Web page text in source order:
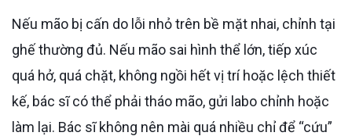
Nếu mão bị cấn do lỗi nhỏ trên bề mặt nhai, chỉnh tại
ghế thường đủ. Nếu mão sai hình thể lớn, tiếp xúc
quá hở, quá chặt, không ngồi hết vị trí hoặc lệch thiết
kế, bác sĩ có thể phải tháo mão, gửi labo chỉnh hoặc
làm lại. Bác sĩ không nên mài quá nhiều chỉ để “cứu”